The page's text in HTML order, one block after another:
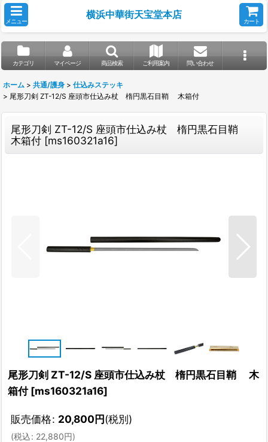
メニュー
横浜中華街天宝堂本店
カート
カテゴリ マイページ 商品検索 ご利用案内 問い合わせ
ホーム > 共通/護身 > 仕込みステッキ
> 尾形刀剣 ZT-12/S 座頭市仕込み杖 楕円黒石目鞘 木箱付
尾形刀剣 ZT-12/S 座頭市仕込み杖 楕円黒石目鞘
木箱付 [ms160321a16]
尾形刀剣 ZT-12/S 座頭市仕込み杖 楕円黒石目鞘 木
箱付 [ms160321a16]
販売価格: 20,800円(税別)
(税込: 22,880円)